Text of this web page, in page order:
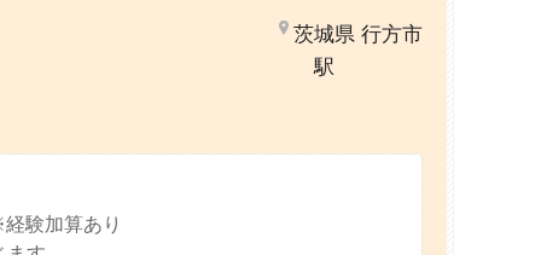
茨城県 行方市
駅
験加算あり